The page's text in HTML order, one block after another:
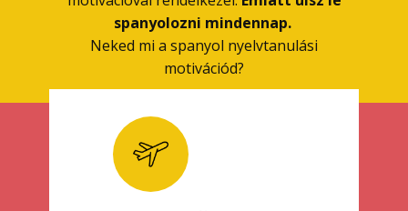
spanyolozni mindennap.
Neked mi a spanyol nyelvtanulási
motivációd?